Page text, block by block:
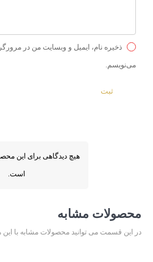
ذخیره نام، ایمیل و وبسایت من در
می‌نویسم.
هیچ دیدگاهی برای این
است.
محصولات مشابه
در این قسمت می توانید محصولات مشابه با